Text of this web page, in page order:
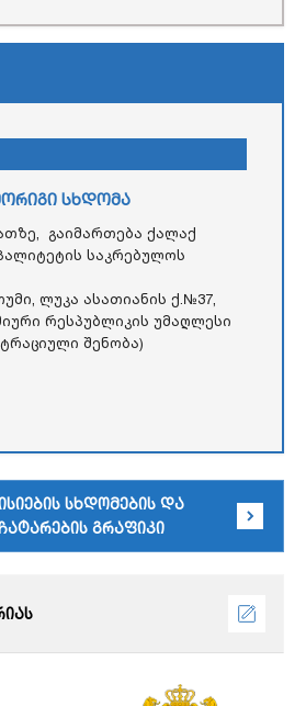
სხდომა
გაიმართება ქალაქ
საკრებულოს
ლუკა ასათიანის ქ.№37,
რესპუბლიკის უმაღლესი
შენობა)
სხდომების და
გრაფიკი